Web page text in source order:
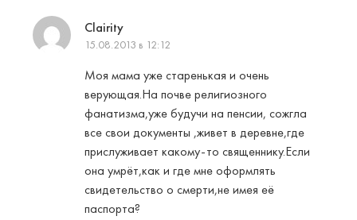
Clairity
15.08.2013 в 12:12
Моя мама уже старенькая и очень
верующая.На почве религиозного
фанатизма,уже будучи на пенсии, сожгла
все свои документы ,живет в деревне,где
прислуживает какому-то священнику.Если
она умрёт,как и где мне оформлять
свидетельство о смерти,не имея её
паспорта?